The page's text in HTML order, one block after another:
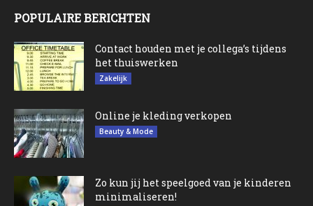
POPULAIRE BERICHTEN
Contact houden met je collega’s tijdens
het thuiswerken
Zakelijk
Online je kleding verkopen
Beauty & Mode
Zo kun jij het speelgoed van je kinderen
minimaliseren!